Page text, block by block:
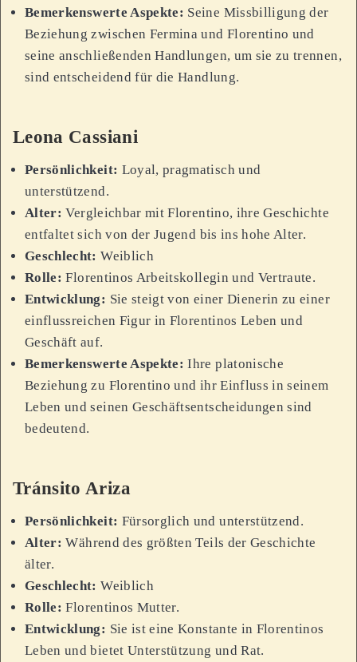
Bemerkenswerte Aspekte: Seine Missbilligung der
Beziehung zwischen Fermina und Florentino und
seine anschließenden Handlungen, um sie zu trennen,
sind entscheidend für die Handlung.
Leona Cassiani
Persönlichkeit: Loyal, pragmatisch und
unterstützend.
Alter: Vergleichbar mit Florentino, ihre Geschichte
entfaltet sich von der Jugend bis ins hohe Alter.
Geschlecht: Weiblich
Rolle: Florentinos Arbeitskollegin und Vertraute.
Entwicklung: Sie steigt von einer Dienerin zu einer
einflussreichen Figur in Florentinos Leben und
Geschäft auf.
Bemerkenswerte Aspekte: Ihre platonische
Beziehung zu Florentino und ihr Einfluss in seinem
Leben und seinen Geschäftsentscheidungen sind
bedeutend.
Tránsito Ariza
Persönlichkeit: Fürsorglich und unterstützend.
Alter: Während des größten Teils der Geschichte
älter.
Geschlecht: Weiblich
Rolle: Florentinos Mutter.
Entwicklung: Sie ist eine Konstante in Florentinos
Leben und bietet Unterstützung und Rat.